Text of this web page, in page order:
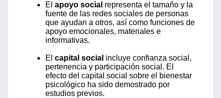
El apoyo social representa el tamaño y la
fuente de las redes sociales de personas
que ayudan a otros, así como funciones de
apoyo emocionales, materiales e
informativas.
El capital social incluye confianza social,
pertenencia y participación social. El
efecto del capital social sobre el bienestar
psicológico ha sido demostrado por
estudios previos.